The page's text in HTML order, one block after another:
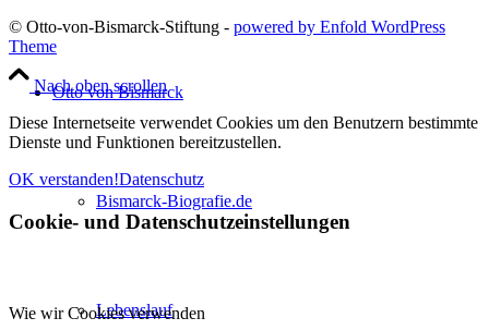
Otto von Bismarck
Bismarck-Biografie.de
Lebenslauf
© Otto-von-Bismarck-Stiftung - powered by Enfold WordPress
Theme
Nach oben scrollen
Diese Internetseite verwendet Cookies um den Benutzern bestimmte
Dienste und Funktionen bereitzustellen.
OK verstanden!Datenschutz
Cookie- und Datenschutzeinstellungen
Wie wir Cookies verwenden